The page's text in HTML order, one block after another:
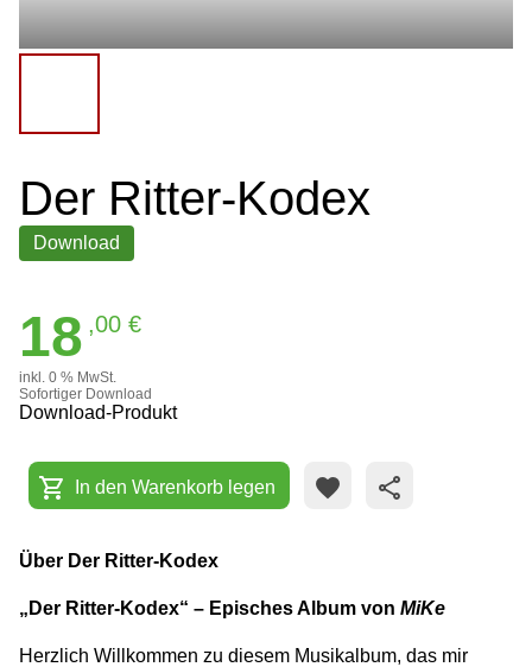
Der Ritter-Kodex
Download
18 ,00 €
inkl. 0 % MwSt.
Sofortiger Download
Download-Produkt
shopping_cart In den Warenkorb legen favorite share
Über Der Ritter-Kodex
„Der Ritter-Kodex“ – Episches Album von MiKe
Herzlich Willkommen zu diesem Musikalbum, das mir